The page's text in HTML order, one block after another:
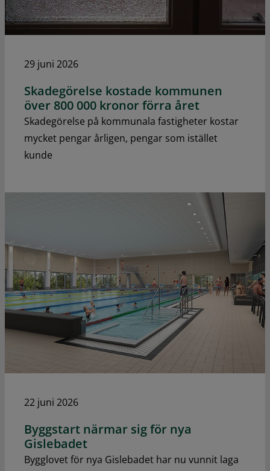
29 juni 2026
Skadegörelse kostade kommunen
över 800 000 kronor förra året
Skadegörelse på kommunala fastigheter kostar
mycket pengar årligen, pengar som istället
kunde
22 juni 2026
Byggstart närmar sig för nya
Gislebadet
Bygglovet för nya Gislebadet har nu vunnit laga